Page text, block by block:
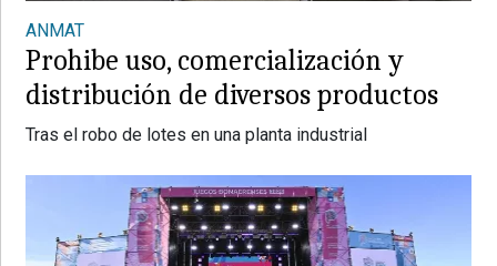
ANMAT
Prohibe uso, comercialización y
distribución de diversos productos
Tras el robo de lotes en una planta industrial